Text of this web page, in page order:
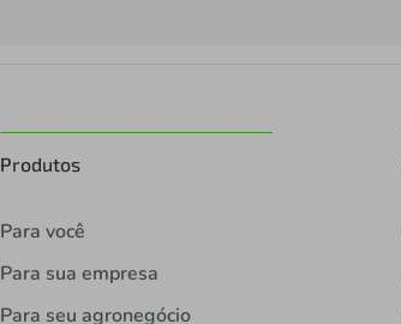
Produtos
Para você
Para sua empresa
Para seu agronegócio